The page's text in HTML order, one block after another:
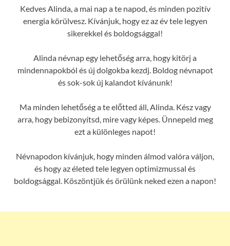
Kedves Alinda, a mai nap a te napod, és minden pozitív
energia körülvesz. Kívánjuk, hogy ez az év tele legyen
sikerekkel és boldogsággal!
Alinda névnap egy lehetőség arra, hogy kitörj a
mindennapokból és új dolgokba kezdj. Boldog névnapot
és sok-sok új kalandot kívánunk!
Ma minden lehetőség a te előtted áll, Alinda. Kész vagy
arra, hogy bebizonyítsd, mire vagy képes. Ünnepeld meg
ezt a különleges napot!
Névnapodon kívánjuk, hogy minden álmod valóra váljon,
és hogy az életed tele legyen optimizmussal és
boldogsággal. Köszöntjük és örülünk neked ezen a napon!